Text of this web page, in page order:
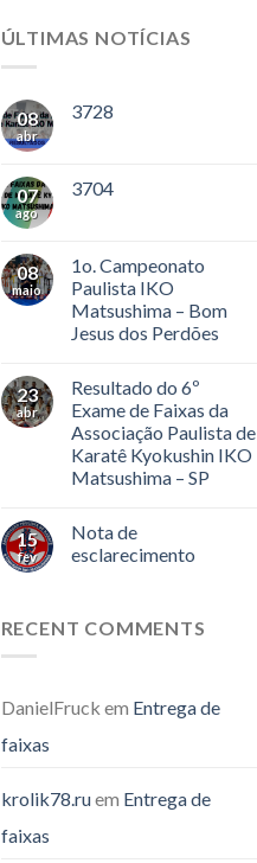
ÚLTIMAS NOTÍCIAS
08
abr
3728
07
ago
3704
08
maio
1o. Campeonato
Paulista IKO
Matsushima – Bom
Jesus dos Perdões
23
abr
Resultado do 6º
Exame de Faixas da
Associação Paulista de
Karatê Kyokushin IKO
Matsushima – SP
15
fev
Nota de
esclarecimento
RECENT COMMENTS
DanielFruck em Entrega de
faixas
krolik78.ruem Entrega de
faixas